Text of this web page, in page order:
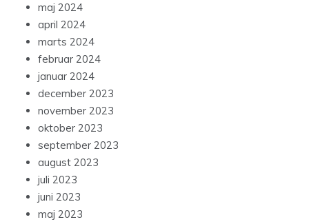
maj 2024
april 2024
marts 2024
februar 2024
januar 2024
december 2023
november 2023
oktober 2023
september 2023
august 2023
juli 2023
juni 2023
maj 2023